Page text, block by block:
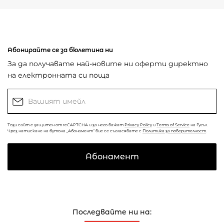
Последвайте ни на:
Абонирайте се за бюлетина ни
За да получавате най-новите ни оферти директно
на електронната си поща
Този сайт е защитен от reCAPTCHA и за него важат Privacy Policy и Terms of Service на Гугъл.
Чрез натискане на бутона „Абонамент“ вие се съгласявате с Политика за поверителност.
Абонамент